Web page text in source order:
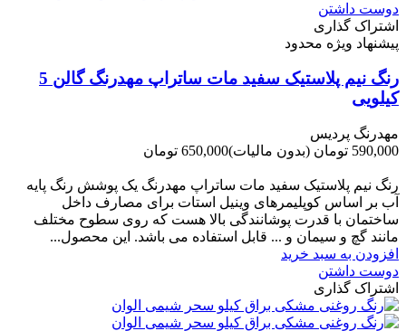
دوست داشتن
اشتراک گذاری
پیشنهاد ویژه محدود
رنگ نیم پلاستیک سفید مات ساتراپ مهدرنگ گالن 5
کیلویی
مهدرنگ پردیس
590,000 تومان
(بدون مالیات)650,000 تومان
رنگ نیم پلاستیک سفید مات ساتراپ مهدرنگ یک پوشش رنگ پایه
آب بر اساس کوپلیمرهای وینیل استات برای مصارف داخل
ساختمان با قدرت پوشانندگی بالا هست که روی سطوح مختلف
مانند گچ و سیمان و ... قابل استفاده می باشد. این محصول...
افزودن به سبد خرید
دوست داشتن
اشتراک گذاری